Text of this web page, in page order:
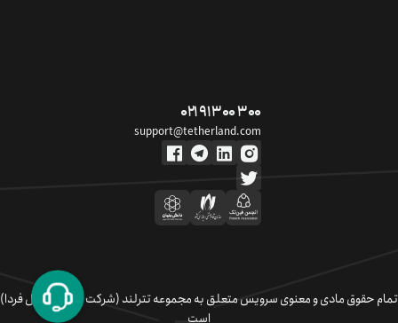
۰۲۱ ۹۱ ۳۰۰ ۳۰۰
support@tetherland.com
تمام حقوق مادی و معنوی سرویس متعلق به مجموعه تترلند (شرکت سکوی تبادل فردا)
است